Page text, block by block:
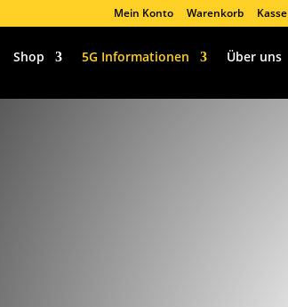
Mein Konto Warenkorb Kasse
Shop 5G Informationen Über uns